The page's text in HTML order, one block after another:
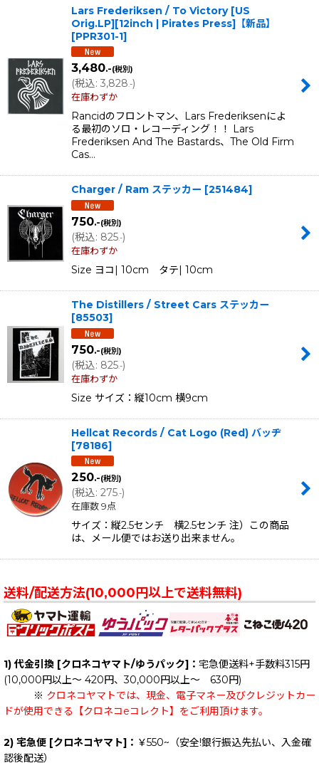
Lars Frederiksen / To Victory [US
Orig.LP][12inch | Pirates Press]【新品】
[PPR301-1]
3,480.-(税別)
(税込: 3,828.-)
在庫わずか
Rancidのフロントマン、Lars Frederiksenによ
る最初のソロ・レコーディング！！ Lars
Frederiksen And The Bastards、The Old Firm
Cas…
Charger / Ram ステッカー [251484]
750.-(税別)
(税込: 825.-)
在庫わずか
Size ヨコ| 10cm タテ| 10cm
The Distillers / Street Cars ステッカー
[85503]
750.-(税別)
(税込: 825.-)
在庫わずか
Size サイズ：縦10cm 横9cm
Hellcat Records / Cat Logo (Red) バッヂ
[78186]
250.-(税別)
(税込: 275.-)
在庫数 9点
サイズ：縦2.5センチ 横2.5センチ 注）この商品
は、メール便ではお送り出来ません。
送料/配送方法(10,000円以上で送料無料)
1) 代金引換 [クロネコヤマト/ゆうパック]： 宅急便送料+手数料315円
(10,000円以上～ 420円、30,000円以上～ 630円)
※ クロネコヤマトでは、現金、電子マネー及びクレジットカー
ドが使用できる【クロネコeコレクト】をご利用頂けます。
2) 宅急便 [クロネコヤマト]： ￥550~（安全!銀行振込先払い、入金確
認後配送）